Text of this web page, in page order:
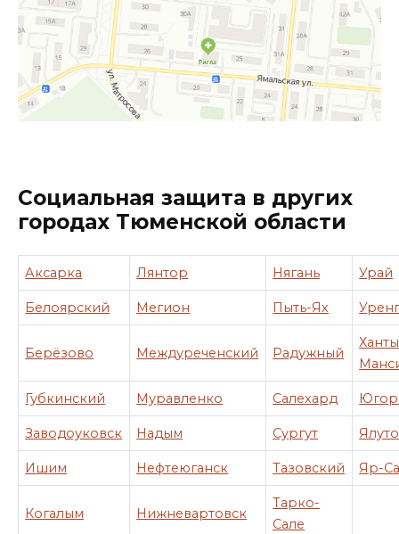
Социальная защита в других
городах Тюменской области
Аксарка Лянтор Нягань Урай
Белоярский Мегион Пыть-Ях
Берёзово Междуреченский Радужный
Губкинский Муравленко Салехард
Заводоуковск Надым Сургут
Ишим Нефтеюганск Тазовский Яр-
Когалым Нижневартовск
Тарко-
Сале